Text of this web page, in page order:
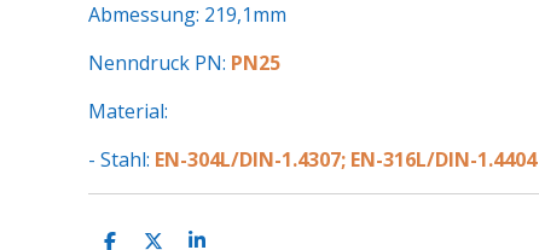
Abmessung: 219,1mm
Nenndruck PN: PN25
Material:
- Stahl: EN-304L/DIN-1.4307; EN-316L/DIN-1.4404